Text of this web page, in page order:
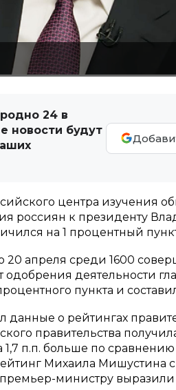
24 в
новости будут
центра изучения
россиян к президенту
на 1 процентный
20 апреля среди 1600
одобрения деятельности
пункта и
о рейтингах
правительства
1,7 п.п. больше по
Михаила Мишустина
министру выразили